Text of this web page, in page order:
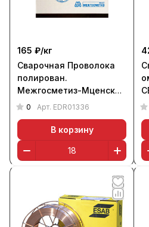
165 ₽/кг
Сварочная Проволока
полирован.
Межгосметиз-Мценск
СВ-08Г2С ф 1,2 мм
0 Арт. EDR01336
В корзину